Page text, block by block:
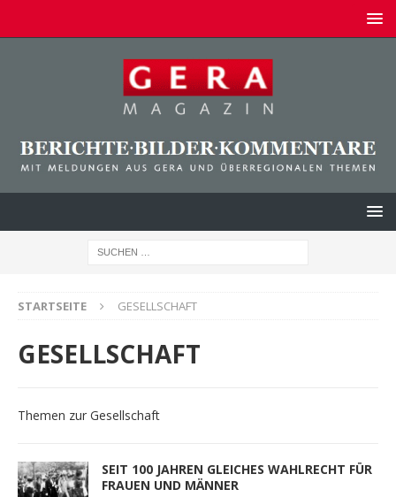
STARTSEITE GESELLSCHAFT
GESELLSCHAFT
Themen zur Gesellschaft
SEIT 100 JAHREN GLEICHES WAHLRECHT FÜR
FRAUEN UND MÄNNER